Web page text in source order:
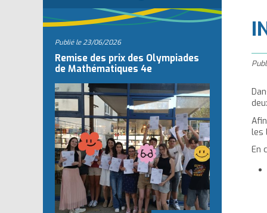
les
En
Publié le23/06/2026
Remise des prix des Olympiades
de Mathématiques 4e